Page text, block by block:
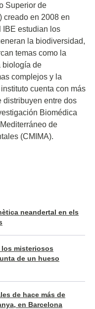
Superior de
creado en 2008 en
IBE estudian los
la biodiversidad,
temas como la
biología de
complejos y la
cuenta con más
distribuyen entre dos
Biomédica
de
(CMIMA).
neandertal en els
los misteriosos
de un hueso
de hace más de
en Barcelona